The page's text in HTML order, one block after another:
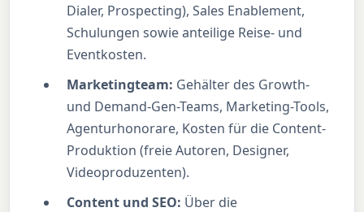
Dialer, Prospecting), Sales Enablement,
Schulungen sowie anteilige Reise- und
Eventkosten.
Marketingteam: Gehälter des Growth-
und Demand-Gen-Teams, Marketing-Tools,
Agenturhonorare, Kosten für die Content-
Produktion (freie Autoren, Designer,
Videoproduzenten).
Content und SEO: Über die